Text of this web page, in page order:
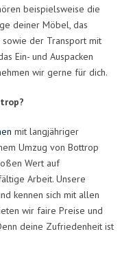
beispielsweise die
deiner Möbel, das
sowie der Transport mit
Ein- und Auspacken
wir gerne für dich.
mit langjähriger
Umzug von Bottrop
Wert auf
Arbeit. Unsere
kennen sich mit allen
wir faire Preise und
deine Zufriedenheit ist